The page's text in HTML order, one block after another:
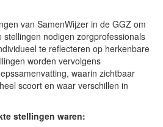
van SamenWijzer in de GGZ om
nodigen zorgprofessionals
te reflecteren op herkenbare
worden vervolgens
waarin zichtbaar
scoort en waar verschillen in
stellingen waren: